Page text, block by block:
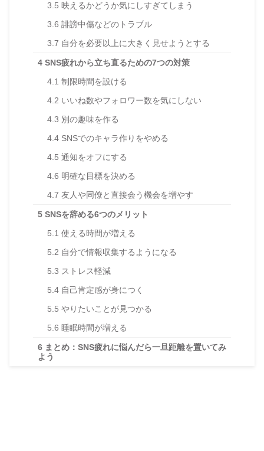
3.5 映えるかどうか気にしすぎてしまう
3.6 誹謗中傷などのトラブル
3.7 自分を必要以上に大きく見せようとする
4 SNS疲れから立ち直るための7つの対策
4.1 制限時間を設ける
4.2 いいね数やフォロワー数を気にしない
4.3 別の趣味を作る
4.4 SNSでのキャラ作りをやめる
4.5 通知をオフにする
4.6 明確な目標を決める
4.7 友人や同僚と直接会う機会を増やす
5 SNSを辞める6つのメリット
5.1 使える時間が増える
5.2 自分で情報収集するようになる
5.3 ストレス軽減
5.4 自己肯定感が身につく
5.5 やりたいことが見つかる
5.6 睡眠時間が増える
6 まとめ：SNS疲れに悩んだら一旦距離を置いてみ
よう